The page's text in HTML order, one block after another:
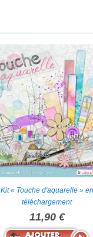
Kit « Touche d'aquarelle » en
téléchargement
11,90 €